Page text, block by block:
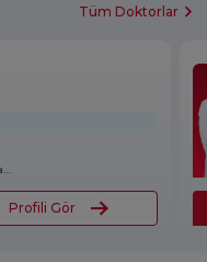
Tüm Doktorlar
Florence Nightingale Hastanesi
Profili Gör